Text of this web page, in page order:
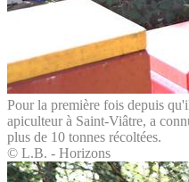
Pour la première fois depuis
apiculteur à Saint-Viâtre, a
plus de 10 tonnes récoltées.
© L.B. - Horizons